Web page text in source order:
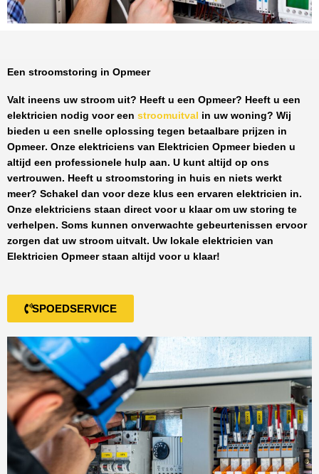
Een stroomstoring in Opmeer
Valt ineens uw stroom uit? Heeft u een Opmeer? Heeft u een
elektricien nodig voor een stroomuitval in uw woning? Wij
bieden u een snelle oplossing tegen betaalbare prijzen in
Opmeer. Onze elektriciens van Elektricien Opmeerbieden u
altijd een professionele hulp aan. U kunt altijd op ons
vertrouwen. Heeft u stroomstoring in huis en niets werkt
meer? Schakel dan voor deze klus een ervaren elektricien in.
Onze elektriciens staan direct voor u klaar om uw storing te
verhelpen. Soms kunnen onverwachte gebeurtenissen ervoor
zorgen dat uw stroom uitvalt. Uw lokale elektricien van
Elektricien Opmeerstaan altijd voor u klaar!
SPOEDSERVICE